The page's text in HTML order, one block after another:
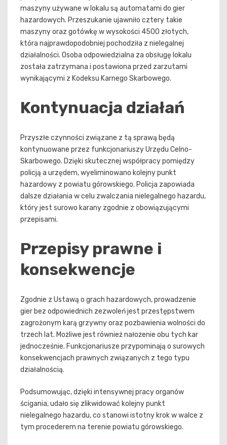
maszyny używane w lokalu są automatami do gier
hazardowych. Przeszukanie ujawniło cztery takie
maszyny oraz gotówkę w wysokości 4500 złotych,
która najprawdopodobniej pochodziła z nielegalnej
działalności. Osoba odpowiedzialna za obsługę lokalu
została zatrzymana i postawiona przed zarzutami
wynikającymi z Kodeksu Karnego Skarbowego.
Kontynuacja działań
Przyszłe czynności związane z tą sprawą będą
kontynuowane przez funkcjonariuszy Urzędu Celno-
Skarbowego. Dzięki skutecznej współpracy pomiędzy
policją a urzędem, wyeliminowano kolejny punkt
hazardowy z powiatu górowskiego. Policja zapowiada
dalsze działania w celu zwalczania nielegalnego hazardu,
który jest surowo karany zgodnie z obowiązującymi
przepisami.
Przepisy prawne i
konsekwencje
Zgodnie z Ustawą o grach hazardowych, prowadzenie
gier bez odpowiednich zezwoleń jest przestępstwem
zagrożonym karą grzywny oraz pozbawienia wolności do
trzech lat. Możliwe jest również nałożenie obu tych kar
jednocześnie. Funkcjonariusze przypominają o surowych
konsekwencjach prawnych związanych z tego typu
działalnością.
Podsumowując, dzięki intensywnej pracy organów
ścigania, udało się zlikwidować kolejny punkt
nielegalnego hazardu, co stanowi istotny krok w walce z
tym procederem na terenie powiatu górowskiego.